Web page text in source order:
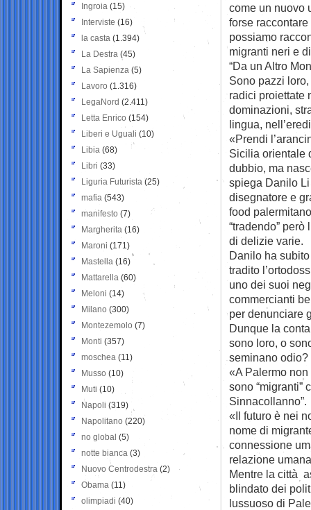
come un nuovo
forse
possiamo
migranti neri e
“Da un Altro
Sono pazzi
radici proiettate
dominazioni,
lingua,
«Prendi
Sicilia orientale
dubbio, ma
spiega Danilo
disegnatore e
food
“tradendo”
di delizie varie.
Danilo ha
tradito
uno dei suoi
commercianti
per denunciare
Dunque la
sono loro, o
seminano odio?
«A Palermo
sono “migranti”
Sinnacollanno”.
«Il futuro è nei
nome di
connessione
relazione
Mentre la città
blindato dei
lussuoso di
Ingroia (15)
Interviste (16)
la casta (1.394)
La Destra (45)
La Sapienza (5)
Lavoro (1.316)
LegaNord (2.411)
Letta Enrico (154)
Liberi e Uguali (10)
Libia (68)
Libri (33)
Liguria Futurista (25)
mafia (543)
manifesto (7)
Margherita (16)
Maroni (171)
Mastella (16)
Mattarella (60)
Meloni (14)
Milano (300)
Montezemolo (7)
Monti (357)
moschea (11)
Musso (10)
Muti (10)
Napoli (319)
Napolitano (220)
no global (5)
notte bianca (3)
Nuovo Centrodestra (2)
Obama (11)
olimpiadi (40)